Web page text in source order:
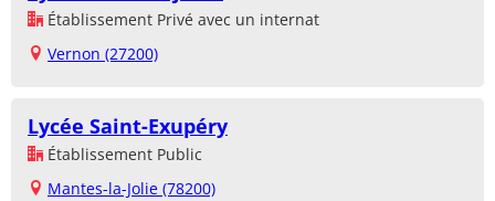
Établissement Privé avec un internat
Vernon (27200)
Lycée Saint-Exupéry
Établissement Public
Mantes-la-Jolie (78200)